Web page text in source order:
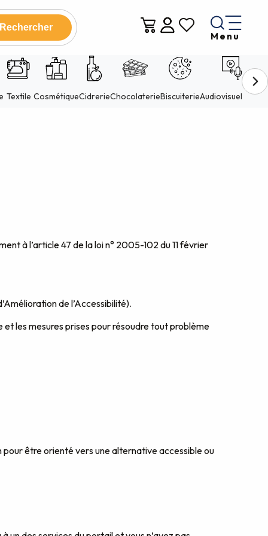
Menu
aux favoris
à l’article 47 de la loi n° 2005-102 du 11 février
de l’Accessibilité).
les mesures prises pour résoudre tout problème
pour être orienté vers une alternative accessible ou